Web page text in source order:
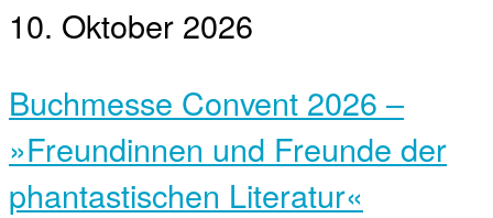
10. Oktober 2026
Buchmesse Convent 2026 –
»Freundinnen und Freunde der
phantastischen Literatur«